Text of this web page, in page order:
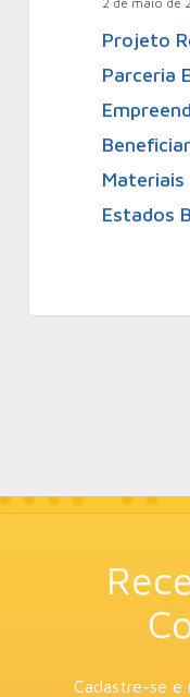
Projeto
Parceria
Materiais
Estados
Cadastre-se e